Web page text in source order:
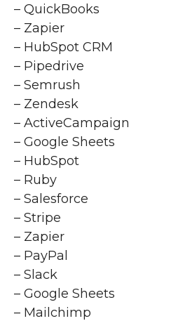
– QuickBooks
– Zapier
– HubSpot CRM
– Pipedrive
– Semrush
– Zendesk
– ActiveCampaign
– Google Sheets
– HubSpot
– Ruby
– Salesforce
– Stripe
– Zapier
– PayPal
– Slack
– Google Sheets
– Mailchimp